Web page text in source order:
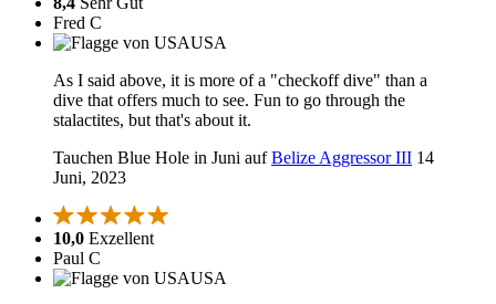
Fred C
USA
As I said above, it is more of a "checkoff dive" than a
dive that offers much to see. Fun to go through the
stalactites, but that's about it.
Tauchen Blue Hole in Juni aufBelize Aggressor III 14
Juni, 2023
10,0 Exzellent
Paul C
USA